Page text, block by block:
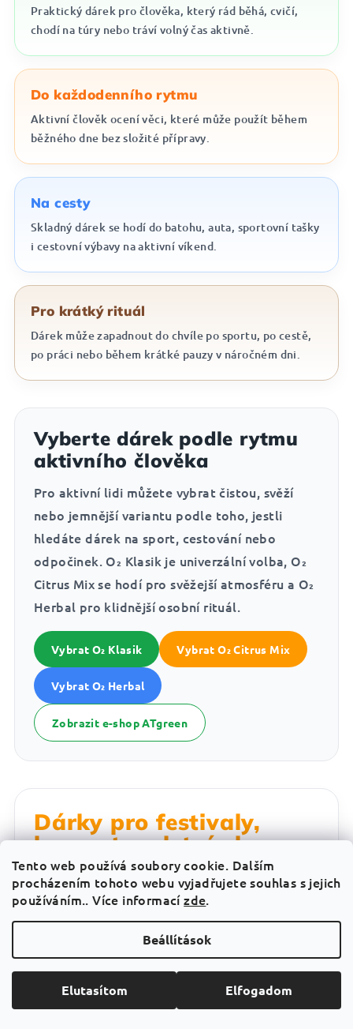
Tento web používá soubory cookie. Dalším
procházením tohoto webu vyjadřujete souhlas s jejich
používáním.. Více informacízde.
Beállítások
Elutasítom Elfogadom
Praktický dárek pro člověka, který rád běhá, cvičí,
chodí na túry nebo tráví volný čas aktivně.
Do každodenního rytmu
Aktivní člověk ocení věci, které může použít během
běžného dne bez složité přípravy.
Na cesty
Skladný dárek se hodí do batohu, auta, sportovní tašky
i cestovní výbavy na aktivní víkend.
Pro krátký rituál
Dárek může zapadnout do chvíle po sportu, po cestě,
po práci nebo během krátké pauzy v náročném dni.
Vyberte dárek podle rytmu
aktivního člověka
Pro aktivní lidi můžete vybrat čistou, svěží
nebo jemnější variantu podle toho, jestli
hledáte dárek na sport, cestování nebo
odpočinek. O₂ Klasik je univerzální volba, O₂
Citrus Mix se hodí pro svěžejší atmosféru a O₂
Herbal pro klidnější osobní rituál.
Vybrat O₂ Klasik Vybrat O₂ Citrus Mix
Vybrat O₂ Herbal
Zobrazit e-shop ATgreen
Dárky pro festivaly,
koncerty a letní akce
Festivaly a koncerty mají vlastní atmosféru.
Hudba, kamarádi, cestování, dlouhé dny,
noční návraty, stanování, fronty, slunce,
prach, tanec a spousta zážitků. Dárek pro
člověka, který miluje festivaly, by měl být
praktický, lehký a ideálně použitelný přímo na
akci nebo během cesty.